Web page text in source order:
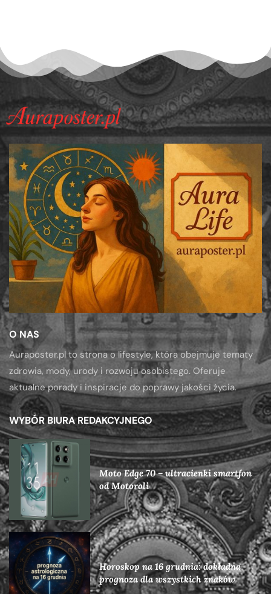
O NAS
Auraposter.pl to strona o lifestyle, która obejmuje tematy
zdrowia, mody, urody i rozwoju osobistego. Oferuje
aktualne porady i inspiracje do poprawy jakości życia.
WYBÓR BIURA REDAKCYJNEGO
Moto Edge 70 – ultracienki smartfon
od Motoroli
Horoskop na 16 grudnia: dokładna
prognoza dla wszystkich znaków